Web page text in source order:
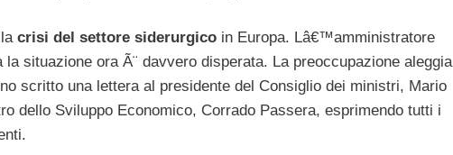
crisi del settore siderurgico in Europa. Lâ€™amministratore
situazione ora Ã¨ davvero disperata. La preoccupazione aleggia
scritto una lettera al presidente del Consiglio dei ministri, Mario
dello Sviluppo Economico, Corrado Passera, esprimendo tutti i